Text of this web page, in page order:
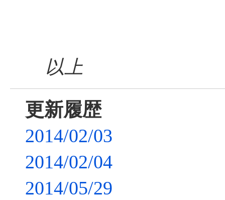
以上
更新履歴
2014/02/03
2014/02/04
2014/05/29